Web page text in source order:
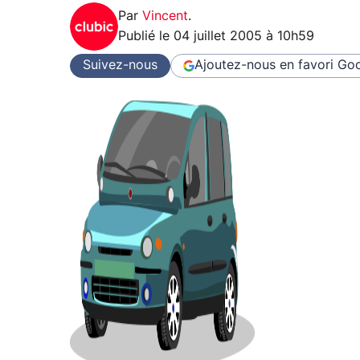
Par Vincent.
Publié le 04 juillet 2005 à 10h59
Suivez-nous Ajoutez-nous en favori